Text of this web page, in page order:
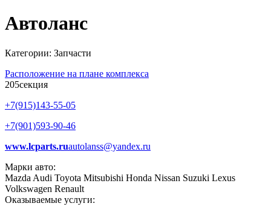
Автоланс
Категории: Запчасти
Расположение на плане комплекса
205секция
+7(915)143-55-05
+7(901)593-90-46
www.lcparts.ruautolanss@yandex.ru
Марки авто:
Mazda Audi Toyota Mitsubishi Honda Nissan Suzuki Lexus
Volkswagen Renault
Оказываемые услуги: